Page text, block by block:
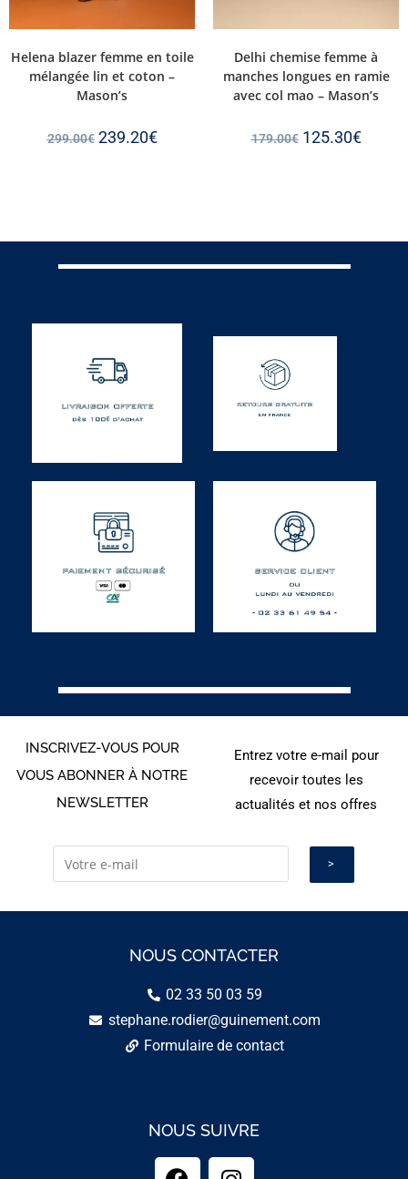
Helena blazer femme en toile
mélangée lin et coton –
Mason’s
299.00€ 239.20€
Delhi chemise femme à
manches longues en ramie
avec col mao – Mason’s
179.00€ 125.30€
INSCRIVEZ-VOUS POUR
VOUS ABONNER À NOTRE
NEWSLETTER
Entrez votre e-mail pour
recevoir toutes les
actualités et nos offres
NOUS CONTACTER
02 33 50 03 59
stephane.rodier@guinement.com
Formulaire de contact
NOUS SUIVRE